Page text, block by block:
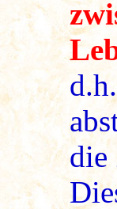
die